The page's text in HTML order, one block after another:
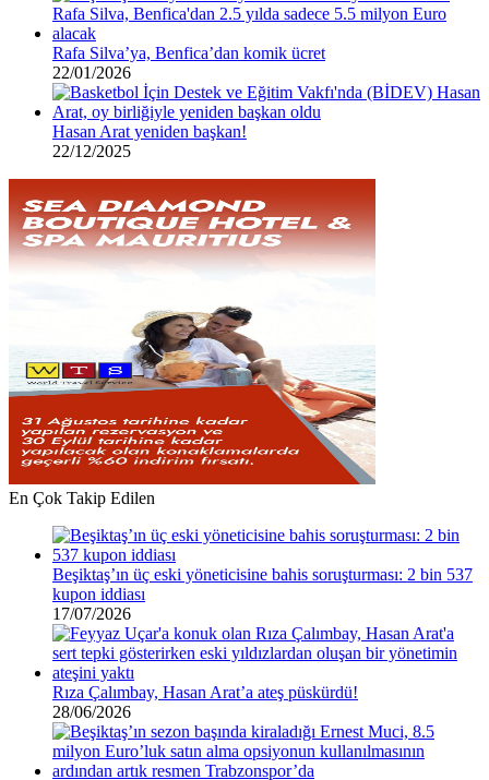
Rafa Silva’ya, Benfica’dan komik ücret
22/01/2026
Hasan Arat yeniden başkan!
22/12/2025
En Çok Takip Edilen
Beşiktaş’ın üç eski yöneticisine bahis soruşturması: 2 bin 537
kupon iddiası
17/07/2026
Rıza Çalımbay, Hasan Arat’a ateş püskürdü!
28/06/2026